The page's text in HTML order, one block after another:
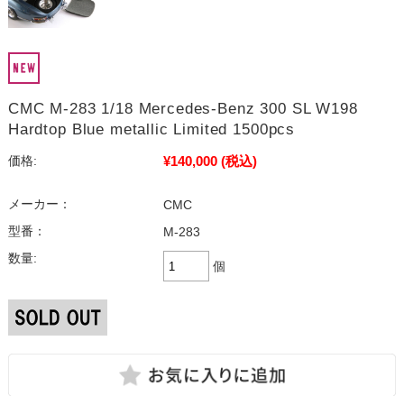
CMC M-283 1/18 Mercedes-Benz 300 SL W198
Hardtop Blue metallic Limited 1500pcs
価格: ¥140,000 (税込)
メーカー：
CMC
型番：
M-283
数量:
個